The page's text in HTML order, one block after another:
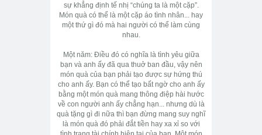
sự khẳng định tế nhị “chúng ta là một cặp”.
Món quà có thể là một cặp áo tình nhân... hay
một thứ gì đó mà hai người có thể làm cùng
nhau.
Một năm: Điều đó có nghĩa là tình yêu giữa
bạn và anh ấy đã qua thuở ban đầu, vậy nên
món quà của bạn phải tạo được sự hứng thú
cho anh ấy. Bạn có thể tạo bất ngờ cho anh ấy
bằng một món quà mang thông điệp hài hước
về con người anh ấy chẳng hạn... nhưng dù là
quà tặng gì đi nữa thì bạn đừng mang suy nghĩ
là món quà đó phải đắt tiền hay xa xỉ so với